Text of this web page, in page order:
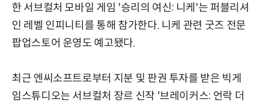
한 서브컬처 모바일 게임 '승리의 여신: 니케'는 퍼블리셔
인 레벨 인피니티를 통해 참가한다. 니케 관련 굿즈 전문
팝업스토어 운영도 예고됐다.
최근 엔씨소프트로부터 지분 및 판권 투자를 받은 빅게
임스튜디오는 서브컬처 장르 신작 '브레이커스: 언락 더